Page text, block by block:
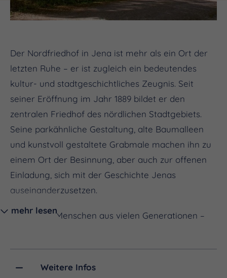
Der Nordfriedhof in Jena ist mehr als ein Ort der
letzten Ruhe – er ist zugleich ein bedeutendes
kultur- und stadtgeschichtliches Zeugnis. Seit
seiner Eröffnung im Jahr 1889 bildet er den
zentralen Friedhof des nördlichen Stadtgebiets.
Seine parkähnliche Gestaltung, alte Baumalleen
und kunstvoll gestaltete Grabmale machen ihn zu
einem Ort der Besinnung, aber auch zur offenen
Einladung, sich mit der Geschichte Jenas
auseinanderzusetzen.
Hier ruhen Menschen aus vielen Generationen –
mehr lesen
Weitere Infos